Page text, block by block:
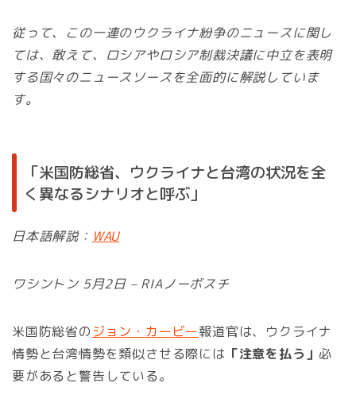
従って、この一連のウクライナ紛争のニュースに関し
ては、敢えて、ロシアやロシア制裁決議に中立を表明
する国々のニュースソースを全面的に解説していま
す。
「米国防総省、ウクライナと台湾の状況を全
く異なるシナリオと呼ぶ」
日本語解説： WAU
ワシントン 5月2日 – RIAノーボスチ
米国防総省の ジョン・カービー報道官は、ウクライナ
情勢と台湾情勢を類似させる際には 「注意を払う」必
要があると警告している。